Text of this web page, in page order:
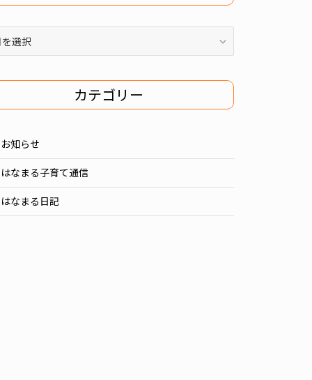
カテゴリー
お知らせ
はなまる子育て通信
はなまる日記